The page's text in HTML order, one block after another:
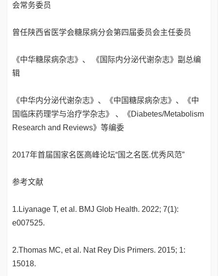
会常务委员
曾任陕西省医学会糖尿病分会第四届委员会主任委员
《中华糖尿病杂志》、 《国际内分泌代谢杂志》副总编
辑
《中华内分泌代谢杂志》、《中国糖尿病杂志》、《中
国临床药理学与治疗学杂志》 、《Diabetes/Metabolism
Research and Reviews》等编委
2017年首届国家名医高峰论坛“国之名医.优秀风范”
参考文献
1.Liyanage T, et al. BMJ Glob Health. 2022; 7(1):
e007525.
2.Thomas MC, et al. Nat Rey Dis Primers. 2015; 1:
15018.